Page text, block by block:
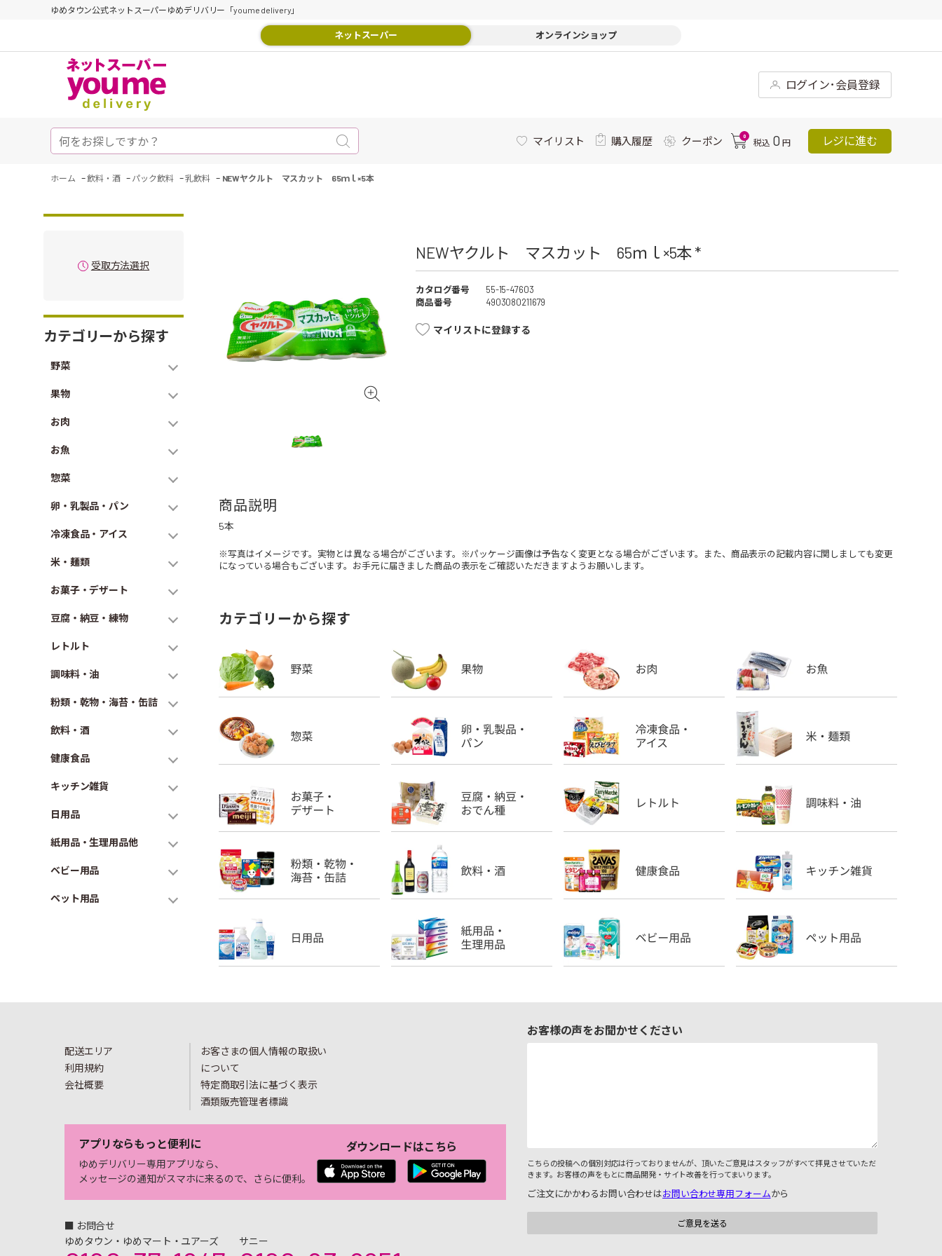
ゆめタウン公式ネットスーパーゆめデリバリー「youme delivery」
ネットスーパー オンラインショップ
ログイン･会員登録
マイリスト 購入履歴 クーポン 0
税込 0 円 レジに進む
ホーム -飲料・酒 - パック飲料 -乳飲料 - NEWヤクルト マスカット 65ｍｌ×5本
受取方法選択
カテゴリーから探す
野菜
果物
お肉
お魚
惣菜
卵・乳製品・パン
冷凍食品・アイス
米・麺類
お菓子・デザート
豆腐・納豆・練物
レトルト
調味料・油
粉類・乾物・海苔・缶詰
飲料・酒
健康食品
キッチン雑貨
日用品
紙用品・生理用品他
ベビー用品
ペット用品
NEWヤクルト マスカット 65ｍｌ×5本 *
カタログ番号
55-15-47603
商品番号
4903080211679
マイリストに登録する
商品説明
5本
※写真はイメージです。実物とは異なる場合がございます。※パッケージ画像は予告なく変更となる場合がございます。また、商品表示の記載内容に関しましても変更
になっている場合もございます。お手元に届きました商品の表示をご確認いただきますようお願いします。
カテゴリーから探す
配送エリア
利用規約
会社概要
お客さまの個人情報の取扱い
について
特定商取引法に基づく表示
酒類販売管理者標識
アプリならもっと便利に
ゆめデリバリー専用アプリなら、
メッセージの通知がスマホに来るので、さらに便利。
ダウンロードはこちら
■ お問合せ
ゆめタウン・ゆめマート・ユアーズ
サニー
お客様の声をお聞かせください
こちらの投稿への個別対応は行っておりませんが、頂いたご意見はスタッフがすべて拝見させていただ
きます。お客様の声をもとに商品開発・サイト改善を行ってまいります。
ご注文にかかわるお問い合わせはお問い合わせ専用フォームから